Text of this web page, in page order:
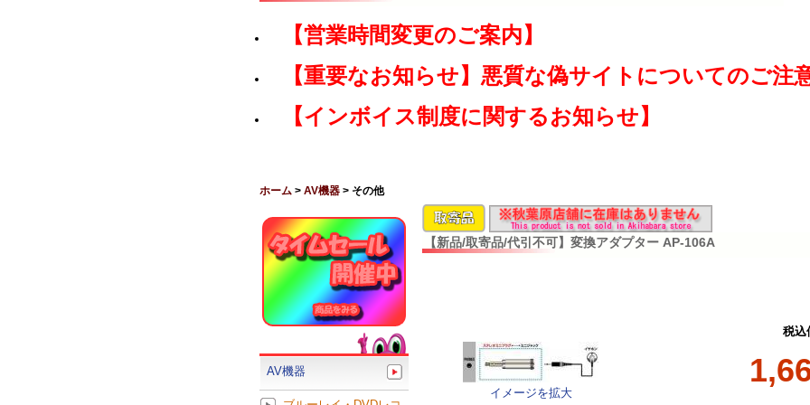
【営業時間変更のご案内】
【重要なお知らせ】悪質な偽サイトについてのご注
【インボイス制度に関するお知らせ】
ホーム > AV機器 > その他
【新品/取寄品/代引不可】変換アダプター AP-106A
イメージを拡大
税込
AV機器